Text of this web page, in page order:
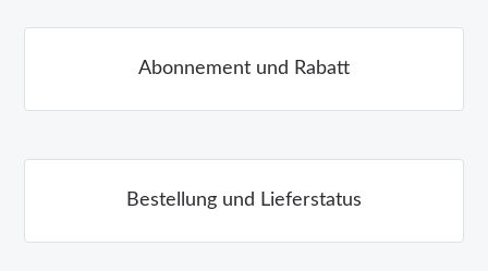
Abonnement und Rabatt
Bestellung und Lieferstatus